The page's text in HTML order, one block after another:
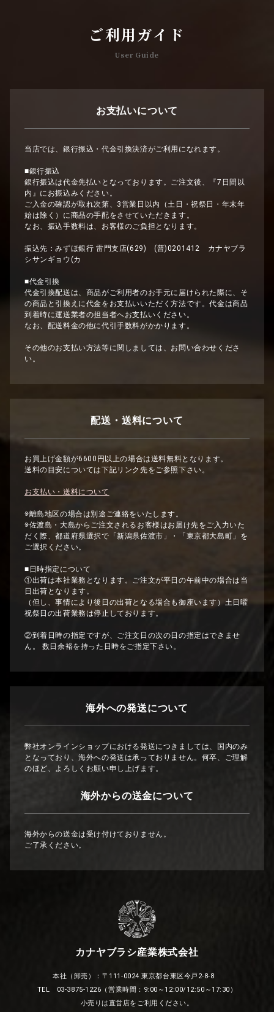
ご利用ガイド
User Guide
お支払いについて
当店では、銀行振込・代金引換決済がご利用になれます。
■銀行振込
銀行振込は代金先払いとなっております。ご注文後、『7日間以
内』にお振込みください。
ご入金の確認が取れ次第、3営業日以内（土日・祝祭日・年末年
始は除く）に商品の手配をさせていただきます。
なお、振込手数料は、お客様のご負担となります。
振込先：みずほ銀行 雷門支店(629) (普)0201412 カナヤブラ
シサンギョウ(カ
■代金引換
代金引換配送は、商品がご利用者のお手元に届けられた際に、そ
の商品と引換えに代金をお支払いいただく方法です。代金は商品
到着時に運送業者の担当者へお支払いください。
なお、配送料金の他に代引手数料がかかります。
その他のお支払い方法等に関しましては、お問い合わせくださ
い。
配送・送料について
お買上げ金額が6600円以上の場合は送料無料となります。
送料の目安については下記リンク先をご参照下さい。
お支払い・送料について
※離島地区の場合は別途ご連絡をいたします。
※佐渡島・大島からご注文されるお客様はお届け先をご入力いた
だく際、都道府県選択で「新潟県佐渡市」・「東京都大島町」を
ご選択ください。
■日時指定について
①出荷は本社業務となります。ご注文が平日の午前中の場合は当
日出荷となります。
（但し、事情により後日の出荷となる場合も御座います）土日曜
祝祭日の出荷業務は停止しております。
②到着日時の指定ですが、ご注文日の次の日の指定はできませ
ん。 数日余裕を持った日時をご指定下さい。
海外への発送について
弊社オンラインショップにおける発送につきましては、国内のみ
となっており、海外への発送は承っておりません。何卒、ご理解
のほど、よろしくお願い申し上げます。
海外からの送金について
海外からの送金は受け付けておりません。
ご了承ください。
カナヤブラシ産業株式会社
本社（卸売）：〒111-0024 東京都台東区今戸2-8-8
TEL 03-3875-1226（営業時間：9:00～12:00/12:50～17:30）
小売りは直営店をご利用ください。